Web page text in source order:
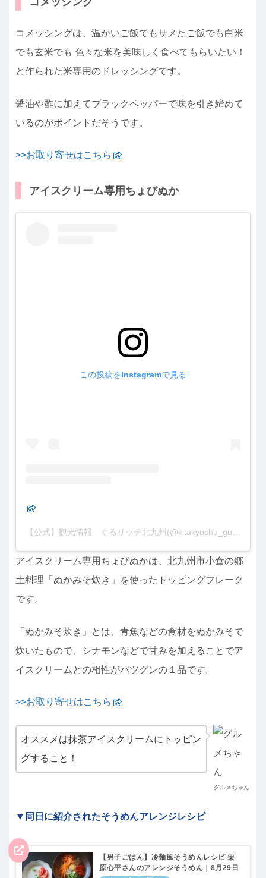
コメッシングは、温かいご飯でもサメたご飯でも白米
でも玄米でも 色々な米を美味しく食べてもらいたい！
と作られた米専用のドレッシングです。
醤油や酢に加えてブラックペッパーで味を引き締めて
いるのがポイントだそうです。
>>お取り寄せはこちら
アイスクリーム専用ちょびぬか
この投稿をInstagramで見る
【公式】観光情報 ぐるリッチ北九州(@kitakyushu_gururich_tourism)がシェアした投稿
アイスクリーム専用ちょびぬかは、北九州市小倉の郷
土料理「ぬかみそ炊き」を使ったトッピングフレーク
です。
「ぬかみそ炊き」とは、青魚などの食材をぬかみそで
炊いたもので、シナモンなどで甘みを加えることでア
イスクリームとの相性がバツグンの１品です。
>>お取り寄せはこちら
グルメちゃん
オススメは抹茶アイスクリームにトッピン
グすること！
▼同日に紹介されたそうめんアレンジレシピ
【男子ごはん】冷麺風そうめんレシピ 栗
原心平さんのアレンジそうめん｜8月29日